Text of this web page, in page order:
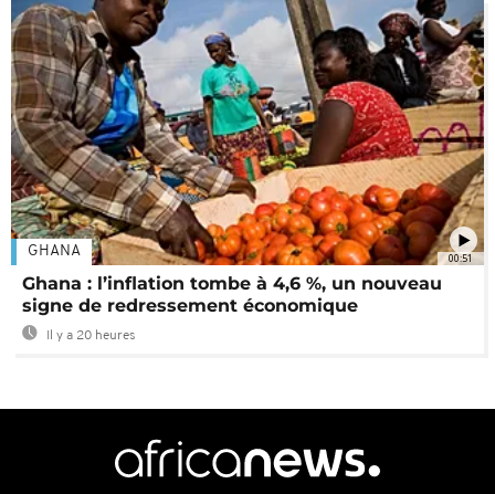
00:51
GHANA
Ghana : l’inflation tombe à 4,6 %, un nouveau
signe de redressement économique
Il y a 20 heures